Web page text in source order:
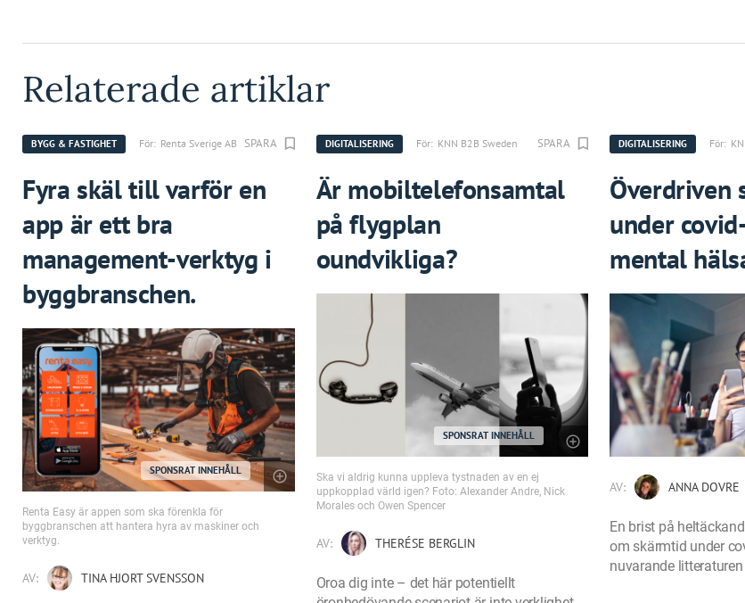
Relaterade artiklar
BYGG & FASTIGHET För: Renta Sverige AB SPARA
Fyra skäl till varför en
app är ett bra
management-verktyg i
byggbranschen.
SPONSRAT INNEHÅLL
Renta Easy är appen som ska förenkla för
byggbranschen att hantera hyra av maskiner och
verktyg.
AV: TINA HJORT SVENSSON
DIGITALISERING För: KNN B2B Sweden SPARA
Är mobiltelefonsamtal
på flygplan
oundvikliga?
SPONSRAT INNEHÅLL
Ska vi aldrig kunna uppleva tystnaden av en ej
uppkopplad värld igen? Foto: Alexander Andre, Nick
Morales och Owen Spencer
AV: THERÉSE BERGLIN
Oroa dig inte – det här potentiellt
DIGITALISERING För:
Överdriven
under
mental
AV: ANNA DOVRE
En brist på
om skärmtid under
nuvarande litteraturen